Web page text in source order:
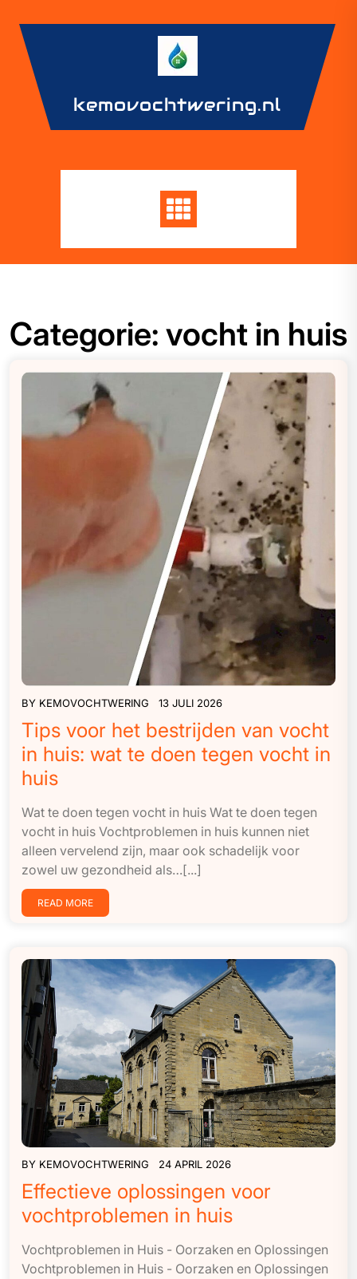
content
kemovochtwering.nl
Categorie: vocht in huis
BY KEMOVOCHTWERING 13 JULI 2026
Tips voor het bestrijden van vocht
in huis: wat te doen tegen vocht in
huis
Wat te doen tegen vocht in huis Wat te doen tegen
vocht in huis Vochtproblemen in huis kunnen niet
alleen vervelend zijn, maar ook schadelijk voor
zowel uw gezondheid als…[...]
READ MORE
BY KEMOVOCHTWERING 24 APRIL 2026
Effectieve oplossingen voor
vochtproblemen in huis
Vochtproblemen in Huis - Oorzaken en Oplossingen
Vochtproblemen in Huis - Oorzaken en Oplossingen